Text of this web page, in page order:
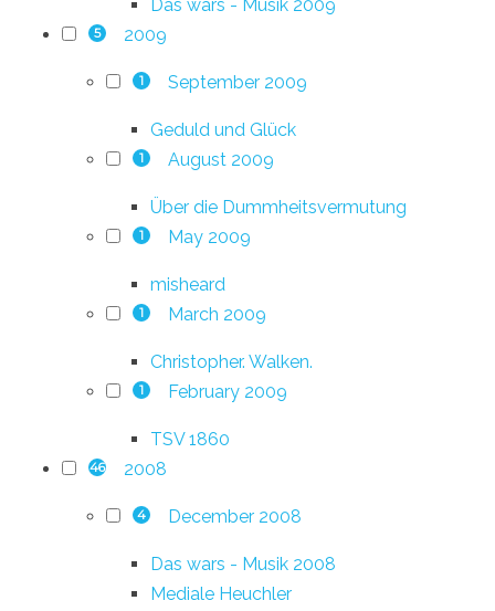
Das wars - Musik 2009
5 2009
1 September 2009
Geduld und Glück
1 August 2009
Über die Dummheitsvermutung
1 May 2009
misheard
1 March 2009
Christopher. Walken.
1 February 2009
TSV 1860
46 2008
4 December 2008
Das wars - Musik 2008
Mediale Heuchler